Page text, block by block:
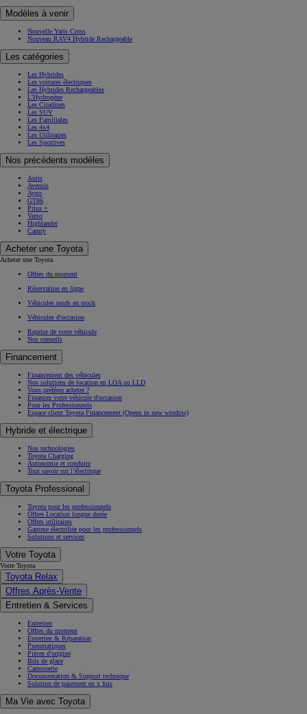
Modèles à venir
Nouvelle Yaris Cross
Nouveau RAV4 Hybride Rechargeable
Les catégories
Les Hybrides
Les voitures électriques
Les Hybrides Rechargeables
L'Hydrogène
Les Citadines
Les SUV
Les Familiales
Les 4x4
Les Utilitaires
Les Sportives
Nos précédents modèles
Auris
Avensis
Aygo
GT86
Prius +
Verso
Highlander
Camry
Acheter une Toyota
Acheter une Toyota
Offres du moment
Réservation en ligne
Véhicules neufs en stock
Véhicules d'occasion
Reprise de votre véhicule
Nos conseils
Financement
Financement des véhicules
Nos solutions de location en LOA ou LLD
Vous préférez acheter ?
Financez votre véhicule d'occasion
Pour les Professionnels
Espace client Toyota Financement (Opens in new window)
Hybride et électrique
Nos technologies
Toyota Charging
Autonomie et conduite
Tout savoir sur l’électrique
Toyota Professional
Toyota pour les professionnels
Offres Location longue durée
Offres utilitaires
Gamme électrifiée pour les professionnels
Solutions et services
Votre Toyota
Votre Toyota
Toyota Relax
Offres Après-Vente
Entretien & Services
Entretien
Offres du moment
Entretien & Réparation
Pneumatiques
Pièces d'origine
Bris de glace
Carrosserie
Documentation & Support technique
Solution de paiement en x fois
Ma Vie avec Toyota